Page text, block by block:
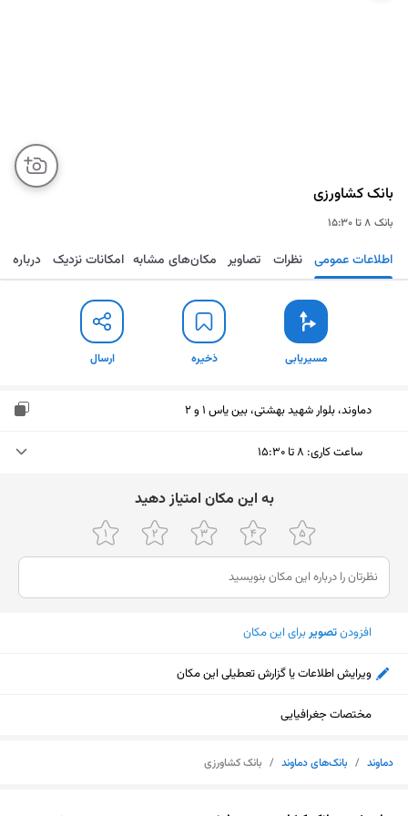
بانک کشاورزی
بانک ۸ تا ۱۵:۳۰
مسیریابی ذخیره ارسال اطلاعات عمومی نظرات تصاویر مکان‌های مشابه امکانات نزدیک درباره
مسیریابی ذخیره ارسال
دماوند، بلوار شهید بهشتی، بین یاس 1 و 2
ساعت کاری: ۸ تا ۱۵:۳۰
سه‌شنبه
۸ تا ۱۵:۳۰
چهارشنبه
۸ تا ۱۵:۳۰
پنجشنبه
جمعه
شنبه
ﺑﻪ اﯾﻦ ﻣﮑﺎن اﻣﺘﯿﺎز دﻫﯿﺪ
افزودنتصویربرای این مکان
ویرایش اطلاعات یا گزارش تعطیلی این مکان
مختصات جغرافیایی
دماوند / بانک‌های دماوند / بانک کشاورزی